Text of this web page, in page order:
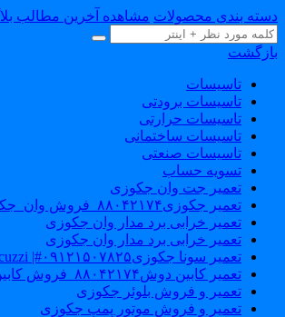
بندی محصولات مشاهده آخرین مطالب بلاگ
تاسیسات
تاسیسات برودتی
تاسیسات حرارتی
تاسیسات ساختمانی
تاسیسات صنعتی
تسویه حساب
تعمیر جت وان جکوزی
تعمیر جکوزی۸۸۰۴۲۱۷۴_فروش وان_جکوزی
تعمیر خرابی برد مدار وان جکوزی
تعمیر خرابی برد مدار وان جکوزی
تعمیر سونا جکوزی۰۹۱۲۱۵۰۷۸۲۵#| Sauna | Jacuzzi
تعمیر کابین دوش۸۸۰۴۲۱۷۴_فروش کابین دوش
تعمیر و فروش بلوئر جکوزی
تعمیر و فروش موتور پمپ جکوزی